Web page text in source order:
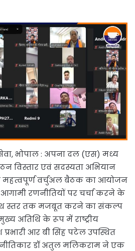
भोपाल : अपना दल (एस) मध्य
विस्तार एवं सदस्यता अभियान
वर्चुअल बैठक का आयोजन
रणनीतियों पर चर्चा करने के
स्तर तक मजबूत करने का संकल्प
अतिथि के रूप में राष्ट्रीय
आर बी सिंह पटेल उपस्थित
डॉ अतुल मलिकराम ने एक